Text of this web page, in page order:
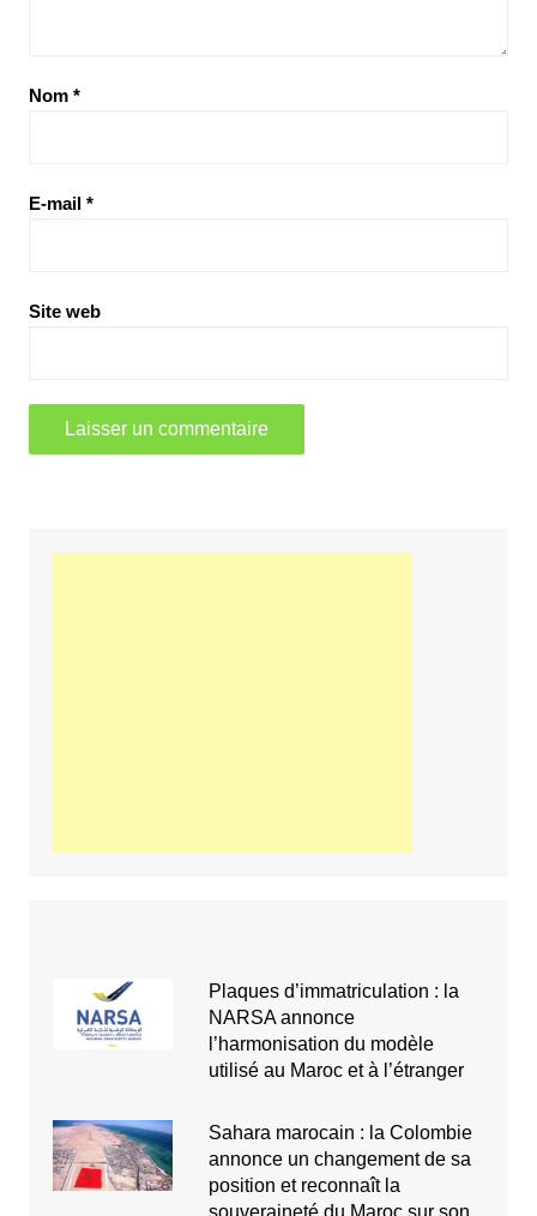
Nom *
E-mail *
Site web
Plaques d’immatriculation : la
NARSA annonce
l’harmonisation du modèle
utilisé au Maroc et à l’étranger
Sahara marocain : la Colombie
annonce un changement de sa
position et reconnaît la
souveraineté du Maroc sur son